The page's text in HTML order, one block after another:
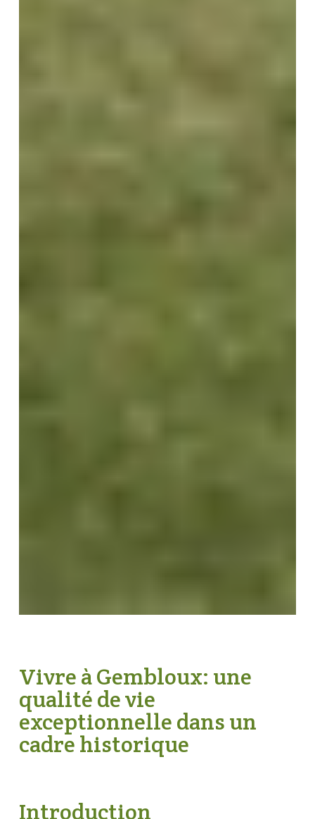
Vivre à Gembloux: une
qualité de vie
exceptionnelle dans un
cadre historique
Introduction